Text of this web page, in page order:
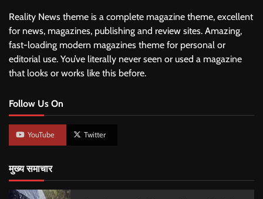
Reality News theme is a complete magazine theme, excellent
for news, magazines, publishing and review sites. Amazing,
fast-loading modern magazines theme for personal or
editorial use. You’ve literally never seen or used a magazine
that looks or works like this before.
Follow Us On
YouTube Twitter
मुख्य समाचार